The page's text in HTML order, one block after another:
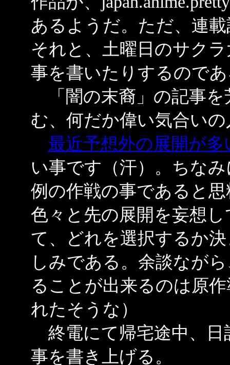
あるようだ。ただ、連
それと、土曜日のサク
事を書いたりするので
「闇の末裔」の記事を
む、何だか偉い気合い
最近予想外の展開が多
い事です（汗）。ちな
例の作戦の事であると
色々と先の展開を妄想
て、どれを選択するか
しみである。余談なが
ることが出来るのは原
れたそうな）
終電にて帰宅途中、日
事を書き上げる。